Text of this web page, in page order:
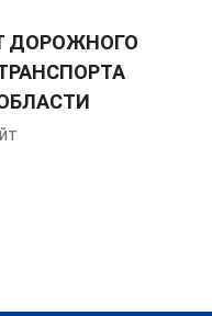
ДОРОЖНОГО